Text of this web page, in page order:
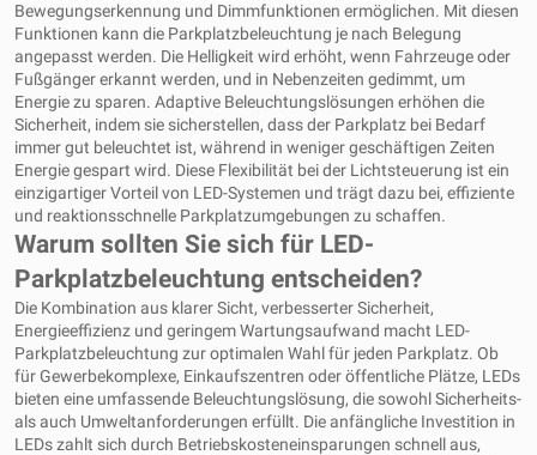
Bewegungserkennung und Dimmfunktionen ermöglichen. Mit diesen
Funktionen kann die Parkplatzbeleuchtung je nach Belegung
angepasst werden. Die Helligkeit wird erhöht, wenn Fahrzeuge oder
Fußgänger erkannt werden, und in Nebenzeiten gedimmt, um
Energie zu sparen. Adaptive Beleuchtungslösungen erhöhen die
Sicherheit, indem sie sicherstellen, dass der Parkplatz bei Bedarf
immer gut beleuchtet ist, während in weniger geschäftigen Zeiten
Energie gespart wird. Diese Flexibilität bei der Lichtsteuerung ist ein
einzigartiger Vorteil von LED-Systemen und trägt dazu bei, effiziente
und reaktionsschnelle Parkplatzumgebungen zu schaffen.
Warum sollten Sie sich für LED-
Parkplatzbeleuchtung entscheiden?
Die Kombination aus klarer Sicht, verbesserter Sicherheit,
Energieeffizienz und geringem Wartungsaufwand macht LED-
Parkplatzbeleuchtung zur optimalen Wahl für jeden Parkplatz. Ob
für Gewerbekomplexe, Einkaufszentren oder öffentliche Plätze, LEDs
bieten eine umfassende Beleuchtungslösung, die sowohl Sicherheits-
als auch Umweltanforderungen erfüllt. Die anfängliche Investition in
LEDs zahlt sich durch Betriebskosteneinsparungen schnell aus,